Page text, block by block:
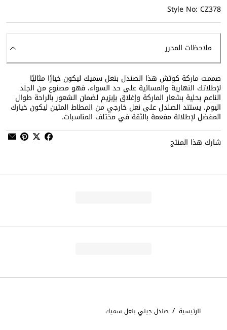
Style No: CZ378
ملاحظات المحرر
صممت ماركة كوتش هذا الصندل بنعل سميك ليكون خيارًا مثاليًا
لإطلاتك النهارية والمسائية على حد السواء، فهو مصنوع من الجلد
الناعم بحلية بشعار الماركة وإغلاق بإبزيم لضمان الشعور بالراحة طوال
اليوم. يستند الصندل على نعل خارجي من المطاط المتين ليكون خيارك
المفضل لإطلالة مفعمة بالثقة في مختلف المناسبات.
شارك هذا المنتج
الرئيسية / صندل جيني بنعل سميك